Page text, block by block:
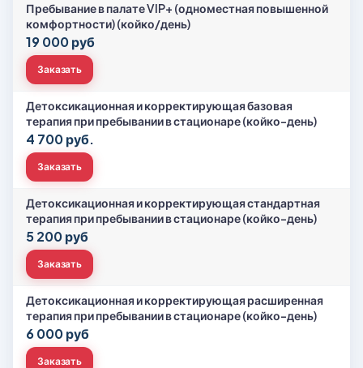
Пребывание в палате VIP+ (одноместная повышенной
комфортности) (койко/день)
19 000 руб
Заказать
Детоксикационная и корректирующая базовая
терапия при пребывании в стационаре (койко-день)
4 700 руб.
Заказать
Детоксикационная и корректирующая стандартная
терапия при пребывании в стационаре (койко-день)
5 200 руб
Заказать
Детоксикационная и корректирующая расширенная
терапия при пребывании в стационаре (койко-день)
6 000 руб
Заказать